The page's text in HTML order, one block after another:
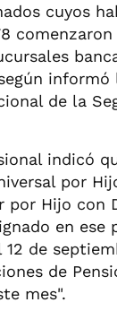
cuyos
informó
de la
indicó
por
por Hijo con
en ese
de
de
mes".